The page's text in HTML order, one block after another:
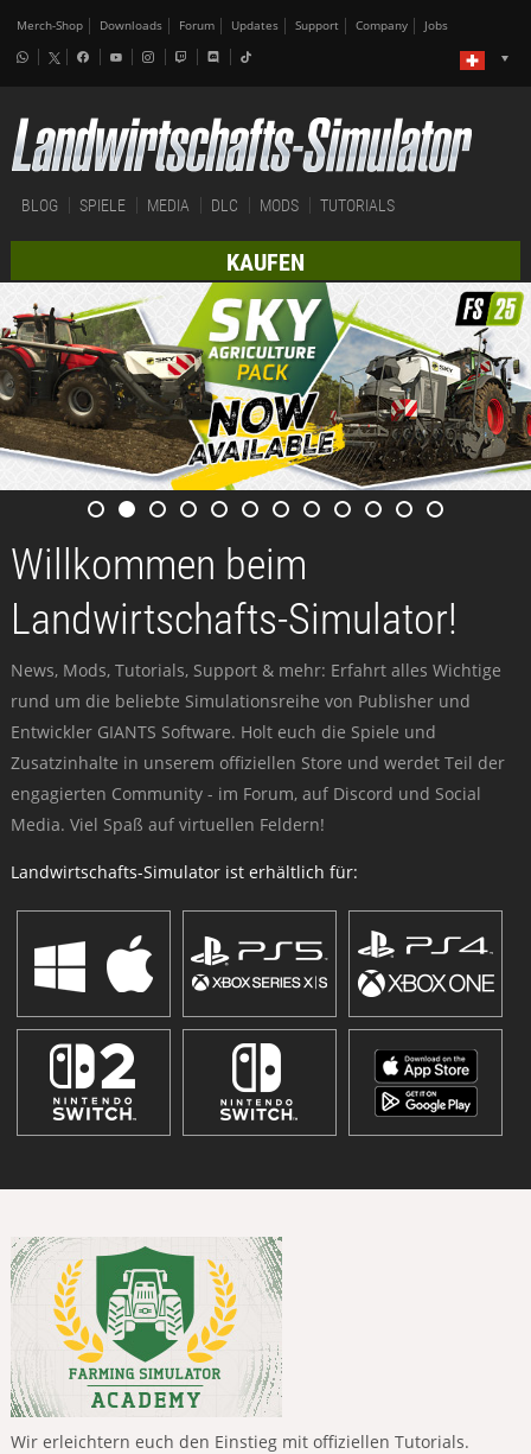
Merch-Shop Downloads Forum Updates Support Company Jobs
BLOG SPIELE MEDIA DLC MODS TUTORIALS
KAUFEN
Willkommen beim
Landwirtschafts-Simulator!
News, Mods, Tutorials, Support & mehr: Erfahrt alles Wichtige
rund um die beliebte Simulationsreihe von Publisher und
Entwickler GIANTS Software. Holt euch die Spiele und
Zusatzinhalte in unserem offiziellen Store und werdet Teil der
engagierten Community - im Forum, auf Discord und Social
Media. Viel Spaß auf virtuellen Feldern!
Landwirtschafts-Simulator ist erhältlich für:
Wir erleichtern euch den Einstieg mit offiziellen Tutorials.